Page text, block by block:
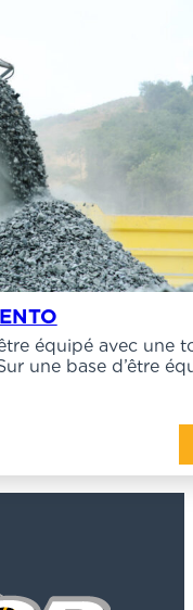
équipé avec une
une base d’être